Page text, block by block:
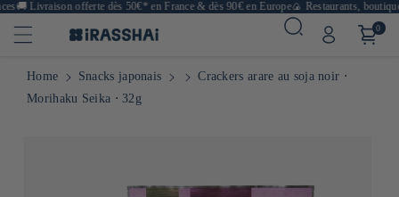
🚚Livraison offerte dès 50€* en France & dès 90€ en Europe🍙 Restaurants, boutique
0
Home Snacks japonais
Crackers arare au soja noir ⋅
Morihaku Seika ⋅ 32g